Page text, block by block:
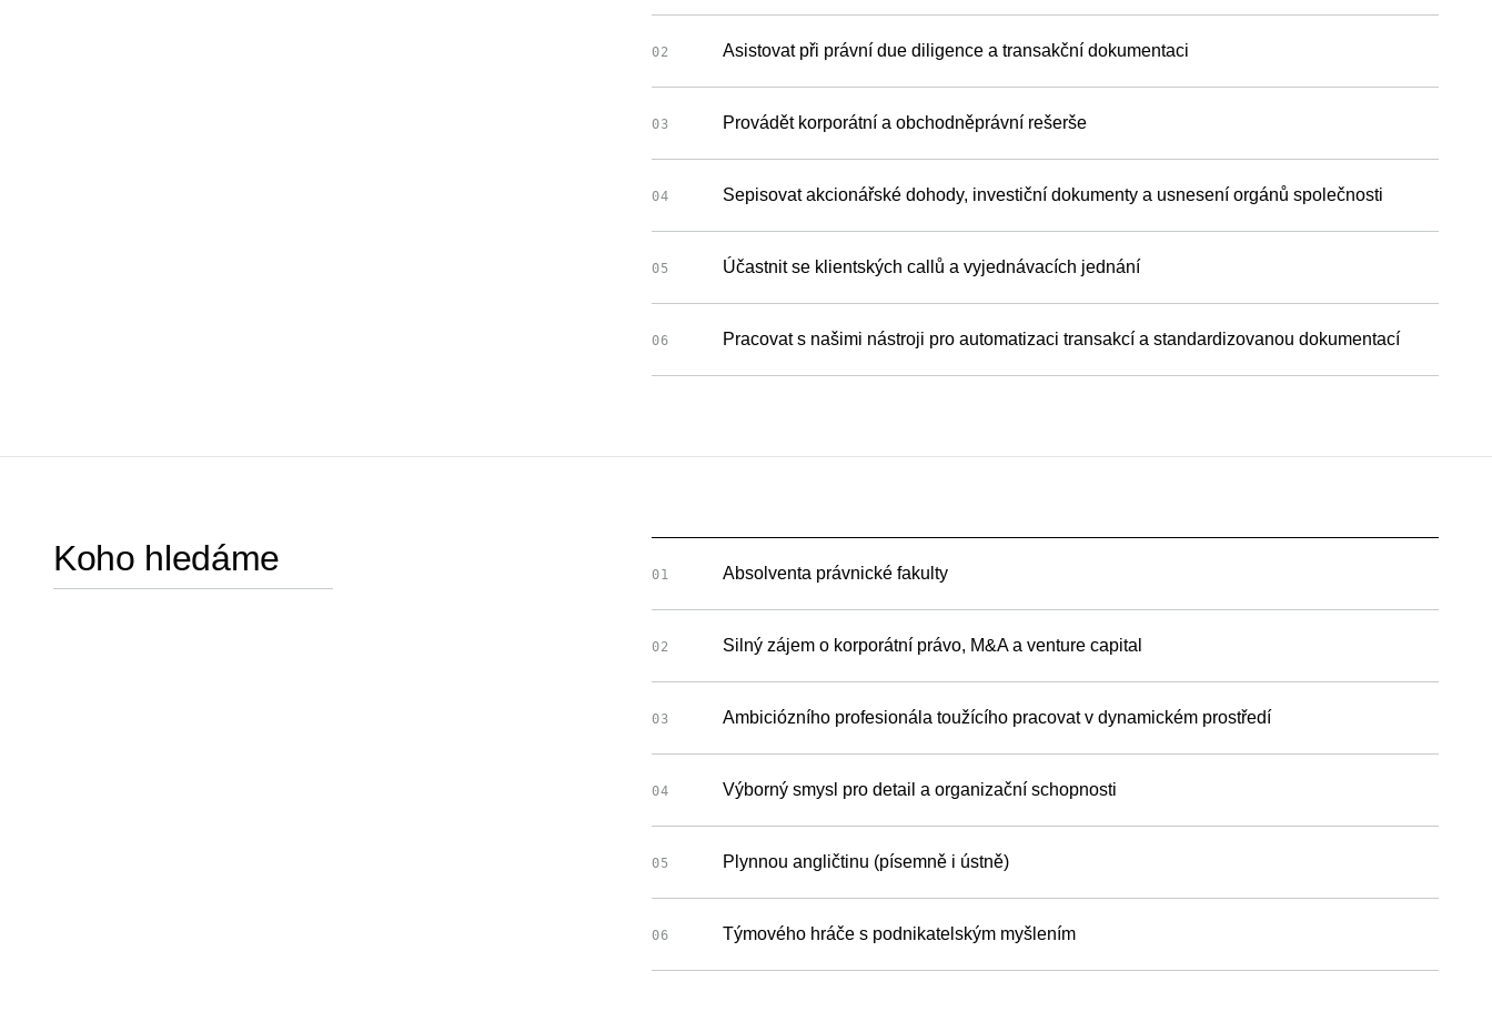
02 Asistovat při právní due diligence a transakční dokumentaci
03 Provádět korporátní a obchodněprávní rešerše
04 Sepisovat akcionářské dohody, investiční dokumenty a usnesení orgánů společnosti
05 Účastnit se klientských callů a vyjednávacích jednání
06 Pracovat s našimi nástroji pro automatizaci transakcí a standardizovanou dokumentací
Koho hledáme 01 Absolventa právnické fakulty
02 Silný zájem o korporátní právo, M&A a venture capital
03 Ambiciózního profesionála toužícího pracovat v dynamickém prostředí
04 Výborný smysl pro detail a organizační schopnosti
05 Plynnou angličtinu (písemně i ústně)
06 Týmového hráče s podnikatelským myšlením